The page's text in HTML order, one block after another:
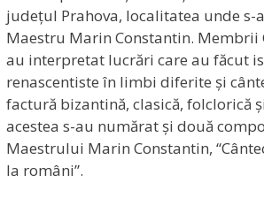
județul Prahova, localitatea unde s-
Maestru Marin Constantin.
au interpretat lucrări care au făcut
renascentiste în limbi diferite și
factură bizantină, clasică, folclorică
acestea s-au numărat și două
Maestrului Marin Constantin,
la români”.